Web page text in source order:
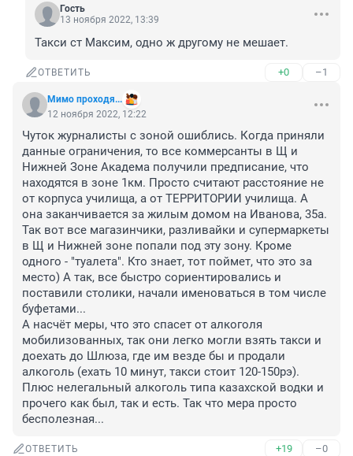
Гость
13 ноября 2022, 13:39
Такси ст Максим, одно ж другому не мешает.
ОТВЕТИТЬ +0 –1
Мимо проходя...
12 ноября 2022, 12:22
Чуток журналисты с зоной ошиблись. Когда приняли
данные ограничения, то все коммерсанты в Щ и
Нижней Зоне Академа получили предписание, что
находятся в зоне 1км. Просто считают расстояние не
от корпуса училища, а от ТЕРРИТОРИИ училища. А
она заканчивается за жилым домом на Иванова, 35а.
Так вот все магазинчики, разливайки и супермаркеты
в Щ и Нижней зоне попали под эту зону. Кроме
одного - "туалета". Кто знает, тот поймет, что это за
место) А так, все быстро сориентировались и
поставили столики, начали именоваться в том числе
буфетами...
А насчёт меры, что это спасет от алкоголя
мобилизованных, так они легко могли взять такси и
доехать до Шлюза, где им везде бы и продали
алкоголь (ехать 10 минут, такси стоит 120-150рэ).
Плюс нелегальный алкоголь типа казахской водки и
прочего как был, так и есть. Так что мера просто
бесполезная...
ОТВЕТИТЬ +19 –0